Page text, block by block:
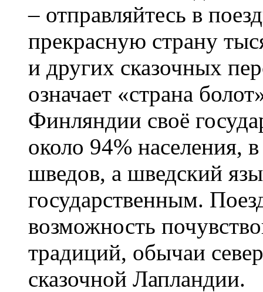
– отправляйтесь в
прекрасную страну
и других сказочных
означает «страна
Финляндии своё
около 94% населения,
шведов, а шведский
государственным.
возможность
традиций, обычаи
сказочной Лапландии.